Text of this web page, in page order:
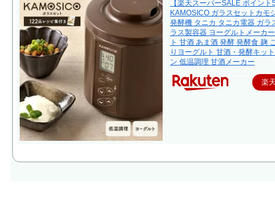
【楽天スーパーSALE ポイント
KAMOSICO ガラスセットカモ
発酵機 タニカ タニカ電器 ガラ
ラス製容器 ヨーグルトメーカ
ト 甘酒 あま酒 発酵 発酵食 麹
りヨーグルト 甘酒・発酵キッ
ン 低温調理 甘酒メーカー
楽